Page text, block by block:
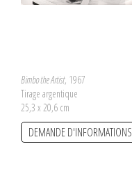
Bimbo the Artist, 1967
Tirage argentique
25,3 x 20,6 cm
DEMANDE D'INFORMATIONS